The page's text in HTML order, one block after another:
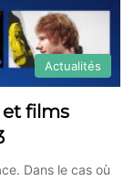
Actualités
et films
Dans le cas où